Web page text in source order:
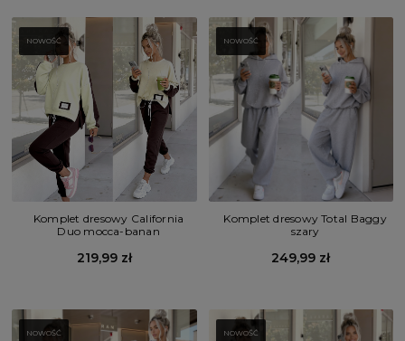
NOWOŚĆ
Komplet dresowy California
Duo mocca-banan
219,99 zł
NOWOŚĆ
Komplet dresowy Total Baggy
szary
249,99 zł
NOWOŚĆ NOWOŚĆ